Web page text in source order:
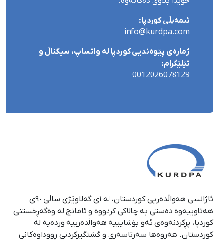
ئیمەیڵی کوردپا:
info@kurdpa.com
ژمارەی پێوەندیی کوردپا لە واتساپ، سیگناڵ و
تێلێگرام:
0012026078129
ئاژانسی هەواڵدەریی کوردستان، لە ١ی گەلاوێژی ساڵی ٩٠ی
هەتاوییەوە دەستی بە چالاکی کردووە و ئامانج لە وەگەڕخستنی
كوردپا، پڕكردنەوەی ئەو بۆشایییە هەواڵدەرییە وردەیە لە
كوردستان. هەروەها سەرتاسەری و گشتگیركردنی ڕووداوەكانی